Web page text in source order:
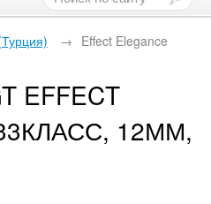
→ Effect Elegance
EFFECT
12ММ,